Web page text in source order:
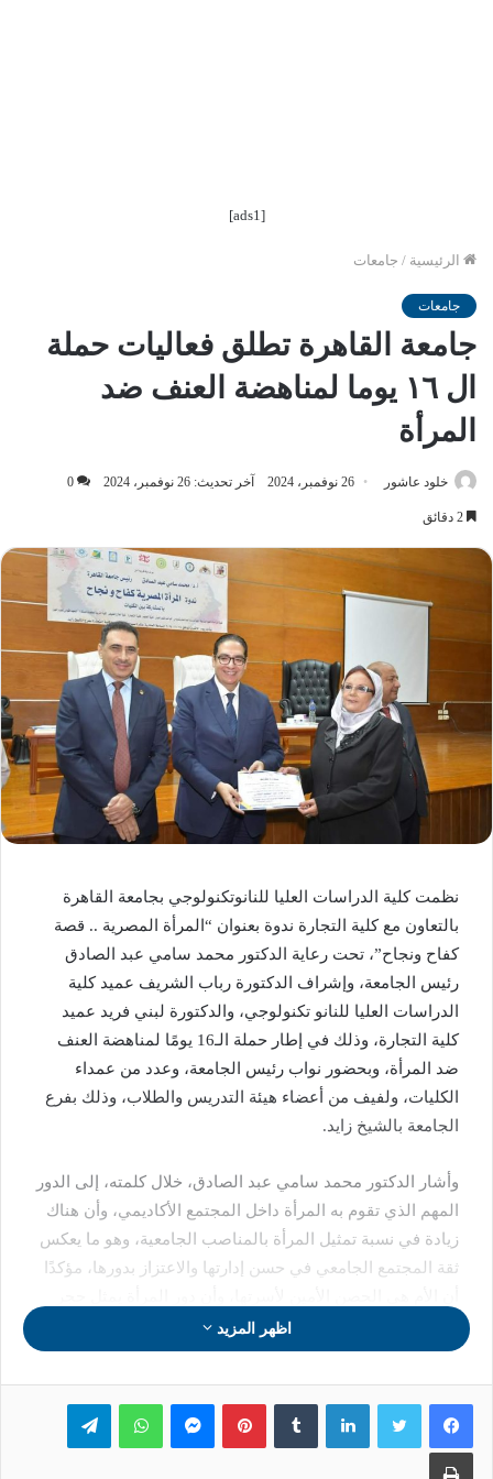
[ads1]
الرئيسية / جامعات
جامعات
جامعة القاهرة تطلق فعاليات حملة
ال ١٦ يوما لمناهضة العنف ضد
المرأة
خلود عاشور 26 نوفمبر، 2024 آخر تحديث: 26 نوفمبر، 2024 0
نظمت كلية الدراسات العليا للنانوتكنولوجي بجامعة القاهرة
بالتعاون مع كلية التجارة ندوة بعنوان “المرأة المصرية .. قصة
كفاح ونجاح”، تحت رعاية الدكتور محمد سامي عبد الصادق
رئيس الجامعة، وإشراف الدكتورة رباب الشريف عميد كلية
الدراسات العليا للنانو تكنولوجي، والدكتورة لبني فريد عميد
كلية التجارة، وذلك في إطار حملة الـ16 يومًا لمناهضة العنف
ضد المرأة، وبحضور نواب رئيس الجامعة، وعدد من عمداء
الكليات، ولفيف من أعضاء هيئة التدريس والطلاب، وذلك بفرع
الجامعة بالشيخ زايد.
وأشار الدكتور محمد سامي عبد الصادق، خلال كلمته، إلى الدور
المهم الذي تقوم به المرأة داخل المجتمع الأكاديمي، وأن هناك
زيادة في نسبة تمثيل المرأة بالمناصب الجامعية، وهو ما يعكس
ثقة المجتمع الجامعي في حسن إدارتها والاعتزاز بدورها، مؤكدًا
الزاوية في مسيرة التقدم، لافتًا إلي استمرار دعم جامعة
القاهرة للمرأة وتعزيز دورها إيمانًا بأهمية هذا الدور في بناء
المجتمع.
وأوضح الدكتور محمود السعيد نائب رئيس جامعة القاهرة
لشئون الدراسات العليا والبحوث، أن جامعة القاهرة تسعى
اظهر المزيد
لينكدإن بينتيريستماسنجر واتساب تيلقرام
طباعة